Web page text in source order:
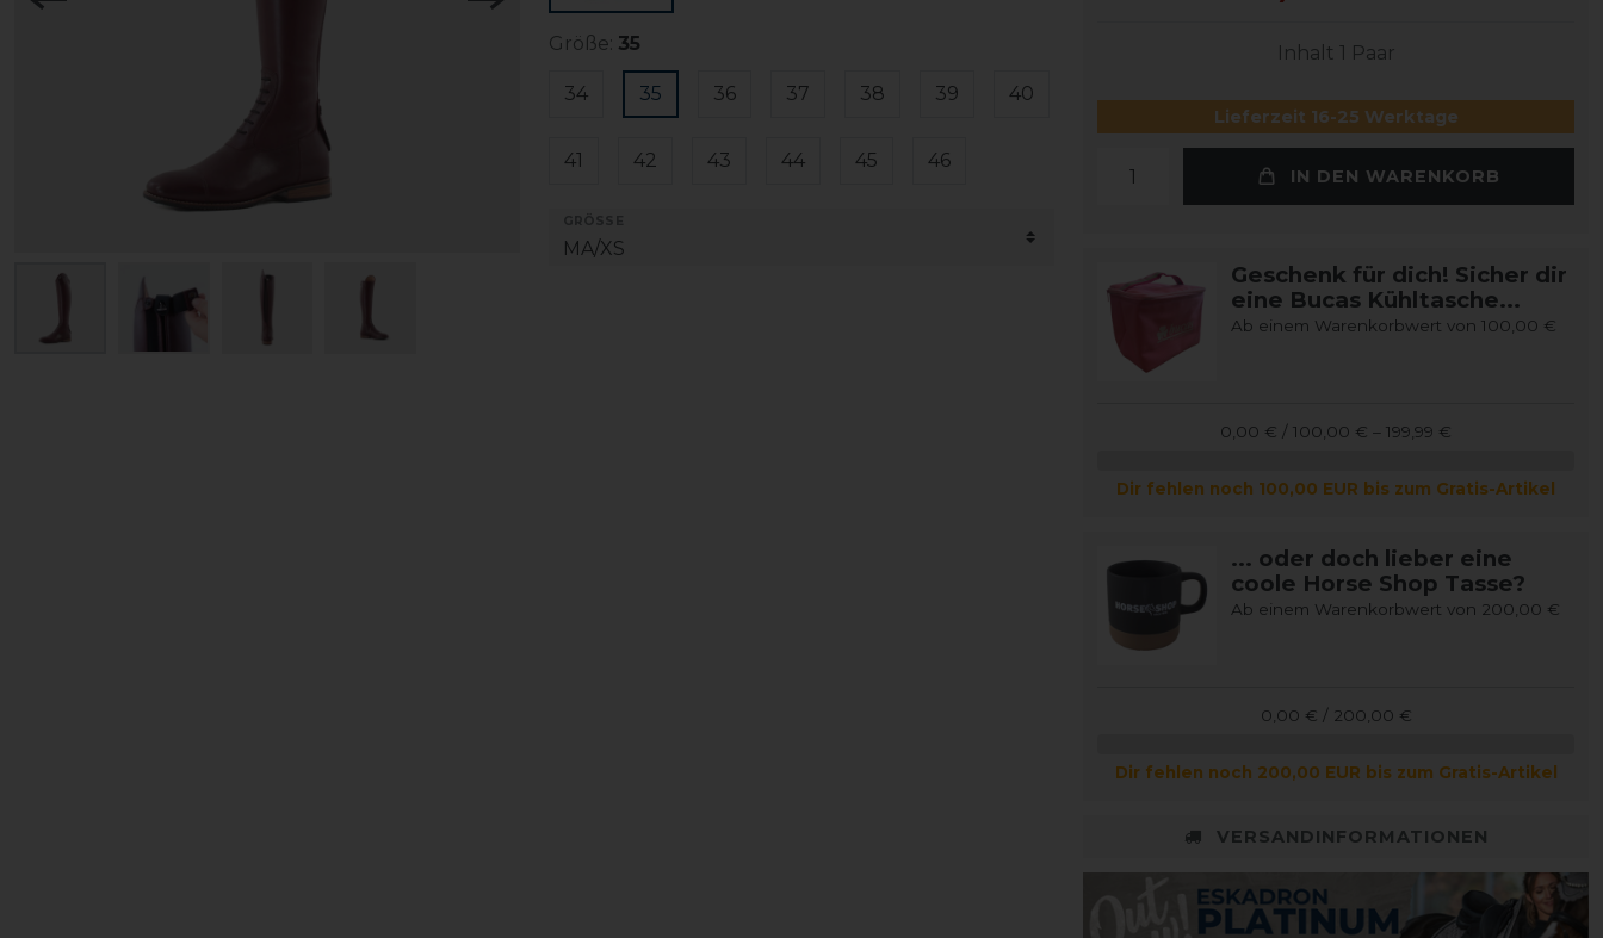
Größe: 35
34 35 36 37 38 39 40
41 42 43 44 45 46
Inhalt 1 Paar
Lieferzeit 16-25 Werktage
IN DEN WARENKORB
Geschenk für dich! Sicher dir
eine Bucas Kühltasche...
Ab einem Warenkorbwert von 100,00 €
0,00 € / 100,00 € – 199,99 €
Dir fehlen noch 100,00 EUR bis zum Gratis-Artikel
... oder doch lieber eine
coole Horse Shop Tasse?
Ab einem Warenkorbwert von 200,00 €
0,00 € / 200,00 €
Dir fehlen noch 200,00 EUR bis zum Gratis-Artikel
VERSANDINFORMATIONEN